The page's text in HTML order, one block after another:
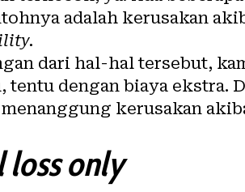
adalah kerusakan
dari hal-hal tersebut,
tentu dengan biaya ekstra.
kerusakan
loss only